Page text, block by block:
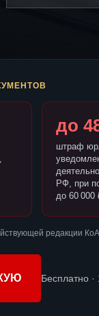
до
штраф
РФ, при
до 60 000
редакции
Бесплатно ·